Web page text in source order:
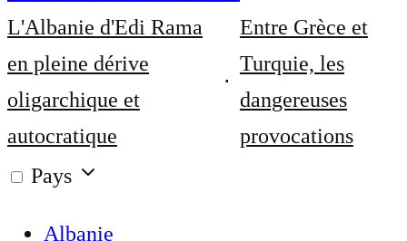
L'Albanie d'Edi Rama
en pleine dérive
oligarchique et
autocratique
Entre Grèce et
Turquie, les
dangereuses
provocations
Pays
Albanie